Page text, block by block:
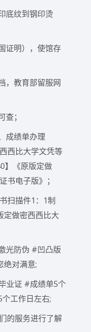
底纹到钢印烫
证明），使馆存
，教育部留服网
；
成绩单办理
西比大学文凭等
】《原版定做
书电子版》；
扫描件1：1制
定做密西西比大
光防伪 #凹凸版
对满意;
业证 #成绩单5个
工作日左右;
的服务进行了解